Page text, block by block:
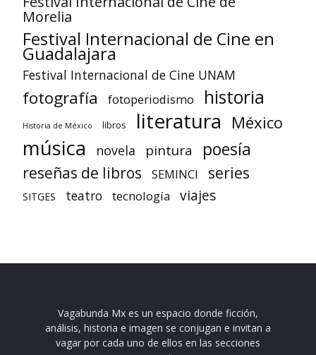
Morelia
Festival Internacional de Cine en
Guadalajara
Festival Internacional de Cine UNAM
fotografía fotoperiodismo historia
Historia de México libros literatura México
música novela pintura poesía
reseñas de libros SEMINCI series
SITGES teatro tecnología viajes
Vagabunda Mx es un espacio donde ficción,
análisis, historia e imagen se conjugan e invitan a
vagar por cada uno de ellos en las secciones